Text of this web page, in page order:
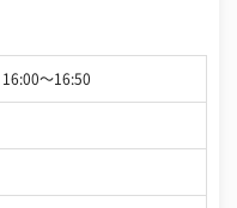
〜16:50